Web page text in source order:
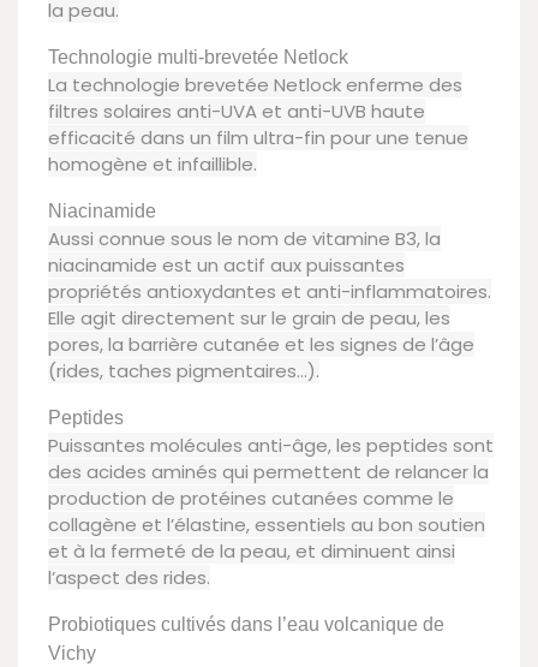
la peau.
Technologie multi-brevetée Netlock
La technologie brevetée Netlock enferme des
filtres solaires anti-UVA et anti-UVB haute
efficacité dans un film ultra-fin pour une tenue
homogène et infaillible.
Niacinamide
Aussi connue sous le nom de vitamine B3, la
niacinamide est un actif aux puissantes
propriétés antioxydantes et anti-inflammatoires.
Elle agit directement sur le grain de peau, les
pores, la barrière cutanée et les signes de l’âge
(rides, taches pigmentaires…).
Peptides
Puissantes molécules anti-âge, les peptides sont
des acides aminés qui permettent de relancer la
production de protéines cutanées comme le
collagène et l’élastine, essentiels au bon soutien
et à la fermeté de la peau, et diminuent ainsi
l’aspect des rides.
Probiotiques cultivés dans l’eau volcanique de
Vichy